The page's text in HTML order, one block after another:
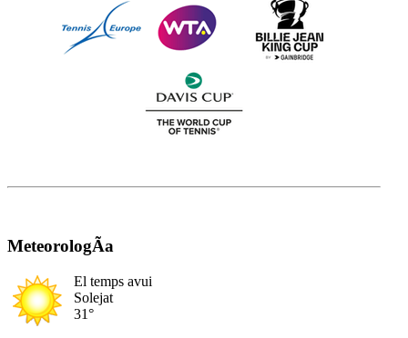
MeteorologÃ­a
El temps avui
Solejat
31°